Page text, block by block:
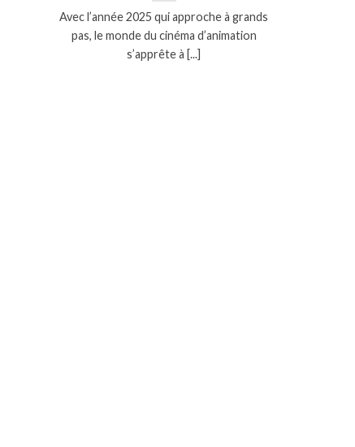
Avec l’année 2025 qui approche à grands
pas, le monde du cinéma d’animation
s’apprête à [...]